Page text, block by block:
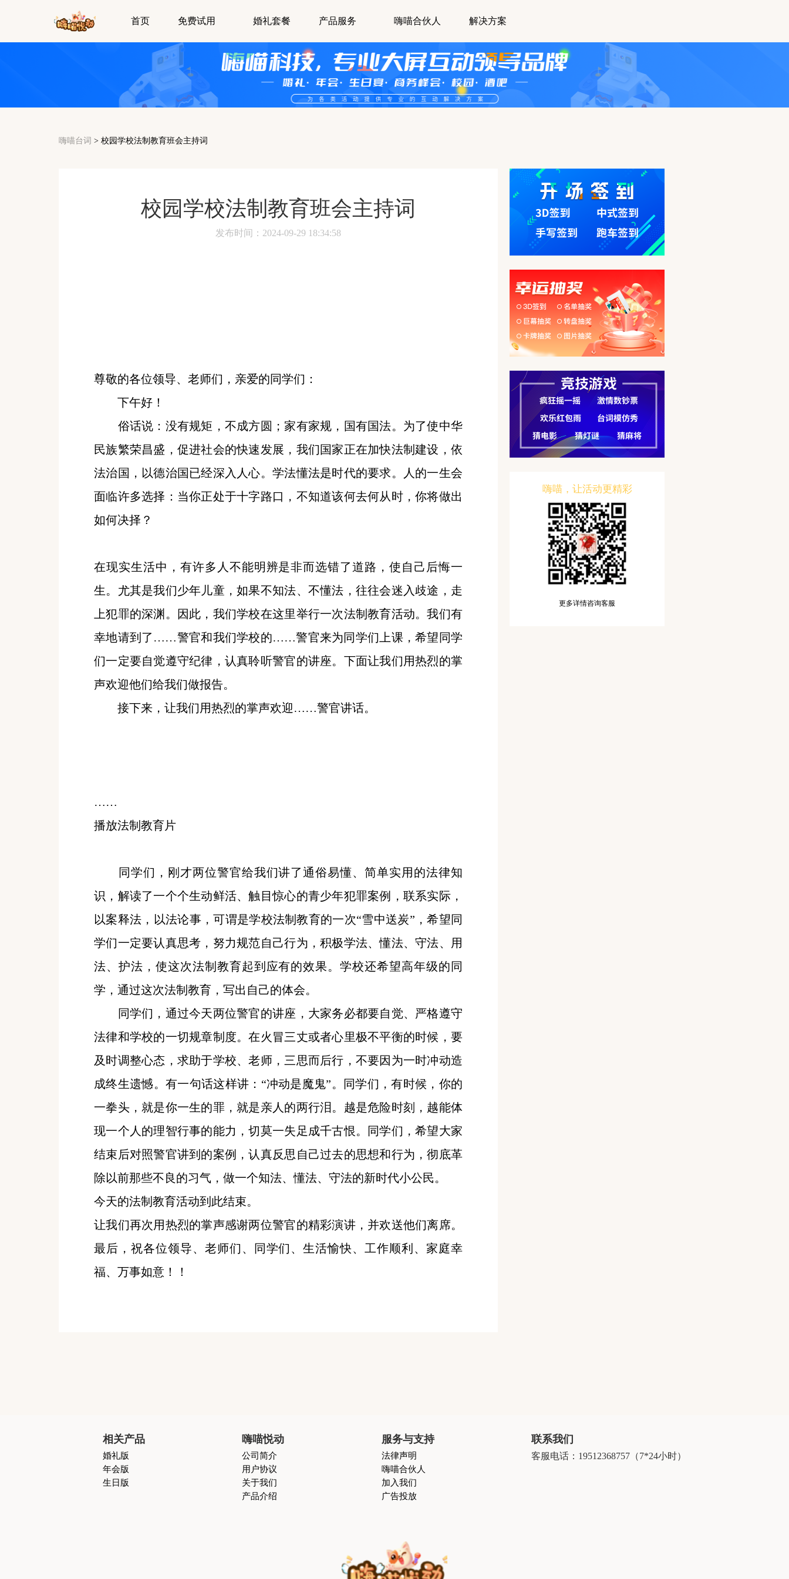
首页 免费试用 婚礼套餐 产品服务 嗨喵合伙人 解决方案
嗨喵台词 > 校园学校法制教育班会主持词
校园学校法制教育班会主持词
发布时间：2024-09-29 18:34:58
尊敬的各位领导、老师们，亲爱的同学们：
下午好！
俗话说：没有规矩，不成方圆；家有家规，国有国法。为了使中华
民族繁荣昌盛，促进社会的快速发展，我们国家正在加快法制建设，依
法治国，以德治国已经深入人心。学法懂法是时代的要求。人的一生会
面临许多选择：当你正处于十字路口，不知道该何去何从时，你将做出
如何决择？
在现实生活中，有许多人不能明辨是非而选错了道路，使自己后悔一
生。尤其是我们少年儿童，如果不知法、不懂法，往往会迷入歧途，走
上犯罪的深渊。因此，我们学校在这里举行一次法制教育活动。我们有
幸地请到了……警官和我们学校的……警官来为同学们上课，希望同学
们一定要自觉遵守纪律，认真聆听警官的讲座。下面让我们用热烈的掌
声欢迎他们给我们做报告。
接下来，让我们用热烈的掌声欢迎……警官讲话。
……
播放法制教育片
同学们，刚才两位警官给我们讲了通俗易懂、简单实用的法律知
识，解读了一个个生动鲜活、触目惊心的青少年犯罪案例，联系实际，
以案释法，以法论事，可谓是学校法制教育的一次“雪中送炭”，希望同
学们一定要认真思考，努力规范自己行为，积极学法、懂法、守法、用
法、护法，使这次法制教育起到应有的效果。学校还希望高年级的同
学，通过这次法制教育，写出自己的体会。
同学们，通过今天两位警官的讲座，大家务必都要自觉、严格遵守
法律和学校的一切规章制度。在火冒三丈或者心里极不平衡的时候，要
及时调整心态，求助于学校、老师，三思而后行，不要因为一时冲动造
成终生遗憾。有一句话这样讲： “冲动是魔鬼”。同学们，有时候，你的
一拳头，就是你一生的罪，就是亲人的两行泪。越是危险时刻，越能体
现一个人的理智行事的能力，切莫一失足成千古恨。同学们，希望大家
结束后对照警官讲到的案例，认真反思自己过去的思想和行为，彻底革
除以前那些不良的习气，做一个知法、懂法、守法的新时代小公民。
今天的法制教育活动到此结束。
让我们再次用热烈的掌声感谢两位警官的精彩演讲，并欢送他们离席。
最后，祝各位领导、老师们、同学们、生活愉快、工作顺利、家庭幸
福、万事如意！！
嗨喵，让活动更精彩
更多详情咨询客服
相关产品
婚礼版
年会版
生日版
嗨喵悦动
公司简介
用户协议
关于我们
产品介绍
服务与支持
法律声明
嗨喵合伙人
加入我们
广告投放
联系我们
客服电话：19512368757（7*24小时）